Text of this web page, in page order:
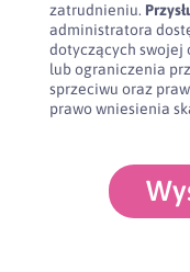
zatrudnieniu.
administratora
dotyczących swojej
lub ograniczenia
sprzeciwu oraz
prawo wniesienia